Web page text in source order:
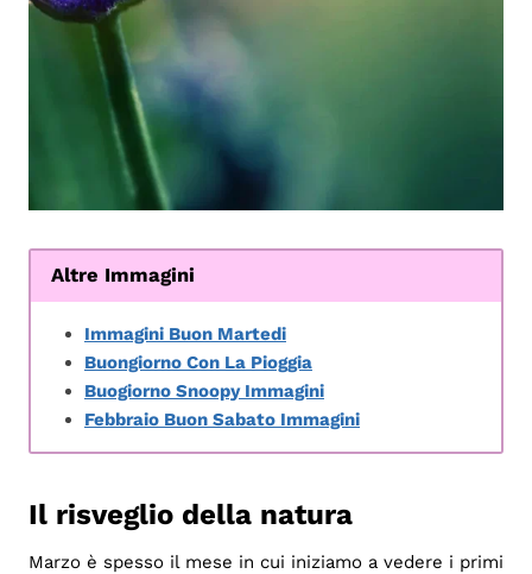
Altre Immagini
Immagini Buon Martedi
Buongiorno Con La Pioggia
Buogiorno Snoopy Immagini
Febbraio Buon Sabato Immagini
Il risveglio della natura
Marzo è spesso il mese in cui iniziamo a vedere i primi